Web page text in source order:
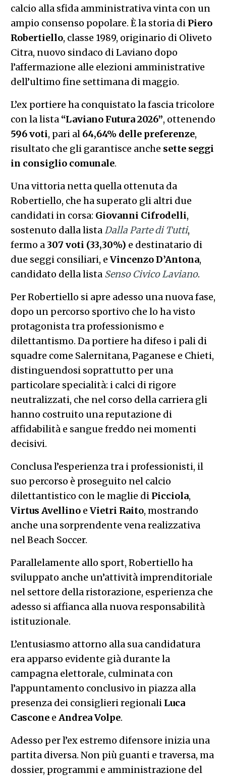
calcio alla sfida amministrativa vinta con un
ampio consenso popolare. È la storia di Piero
Robertiello, classe 1989, originario di Oliveto
Citra, nuovo sindaco di Laviano dopo
l’affermazione alle elezioni amministrative
dell’ultimo fine settimana di maggio.
L’ex portiere ha conquistato la fascia tricolore
con la lista “Laviano Futura 2026”, ottenendo
596 voti, pari al 64,64% delle preferenze,
risultato che gli garantisce anche sette seggi
in consiglio comunale.
Una vittoria netta quella ottenuta da
Robertiello, che ha superato gli altri due
candidati in corsa: Giovanni Cifrodelli,
sostenuto dalla listaDalla Parte di Tutti,
fermo a 307 voti (33,30%) e destinatario di
due seggi consiliari, e Vincenzo D’Antona,
candidato della lista Senso Civico Laviano.
Per Robertiello si apre adesso una nuova fase,
dopo un percorso sportivo che lo ha visto
protagonista tra professionismo e
dilettantismo. Da portiere ha difeso i pali di
squadre come Salernitana, Paganese e Chieti,
distinguendosi soprattutto per una
particolare specialità: i calci di rigore
neutralizzati, che nel corso della carriera gli
hanno costruito una reputazione di
affidabilità e sangue freddo nei momenti
decisivi.
Conclusa l’esperienza tra i professionisti, il
suo percorso è proseguito nel calcio
dilettantistico con le maglie di Picciola,
Virtus Avellinoe Vietri Raito, mostrando
anche una sorprendente vena realizzativa
nel Beach Soccer.
Parallelamente allo sport, Robertiello ha
sviluppato anche un’attività imprenditoriale
nel settore della ristorazione, esperienza che
adesso si affianca alla nuova responsabilità
istituzionale.
L’entusiasmo attorno alla sua candidatura
era apparso evidente già durante la
campagna elettorale, culminata con
l’appuntamento conclusivo in piazza alla
presenza dei consiglieri regionali Luca
Casconee Andrea Volpe.
Adesso per l’ex estremo difensore inizia una
partita diversa. Non più guanti e traversa, ma
dossier, programmi e amministrazione del